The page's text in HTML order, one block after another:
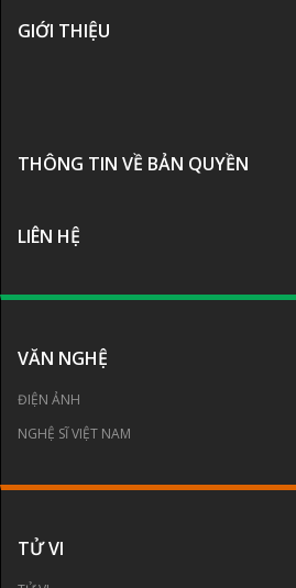
GIỚI THIỆU
THÔNG TIN VỀ BẢN QUYỀN
LIÊN HỆ
VĂN NGHỆ
ĐIỆN ẢNH
NGHỆ SĨ VIỆT NAM
TỬ VI